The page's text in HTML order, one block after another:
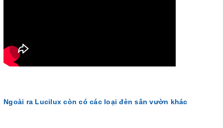
Ngoài ra Lucilux còn có các loại đèn sân vườn khác